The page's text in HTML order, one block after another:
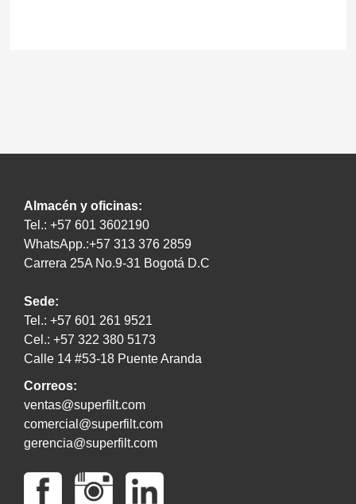
Almacén y oficinas:
Tel.: +57 601 3602190
WhatsApp.:+57 313 376 2859
Carrera 25A No.9-31 Bogotá D.C
Sede:
Tel.: +57 601 261 9521
Cel.: +57 322 380 5173
Calle 14 #53-18 Puente Aranda
Correos:
ventas@superfilt.com
comercial@superfilt.com
gerencia@superfilt.com